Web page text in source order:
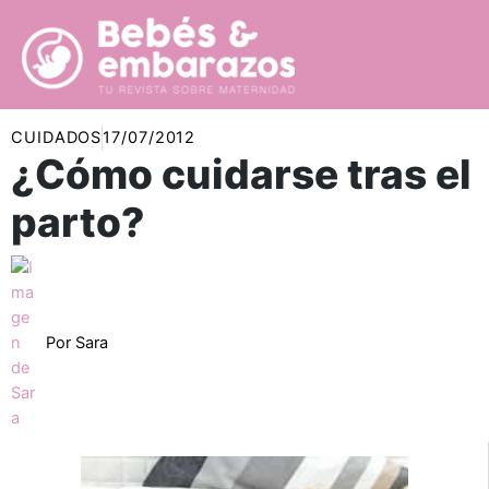
contenido
CUIDADOS17/07/2012
¿Cómo cuidarse tras el
parto?
Por Sara